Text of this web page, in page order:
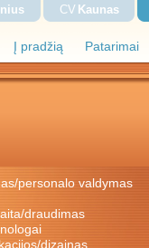
Į pradžią Patarimai
CV Kaunas
personalo valdymas
draudimas
dizainas